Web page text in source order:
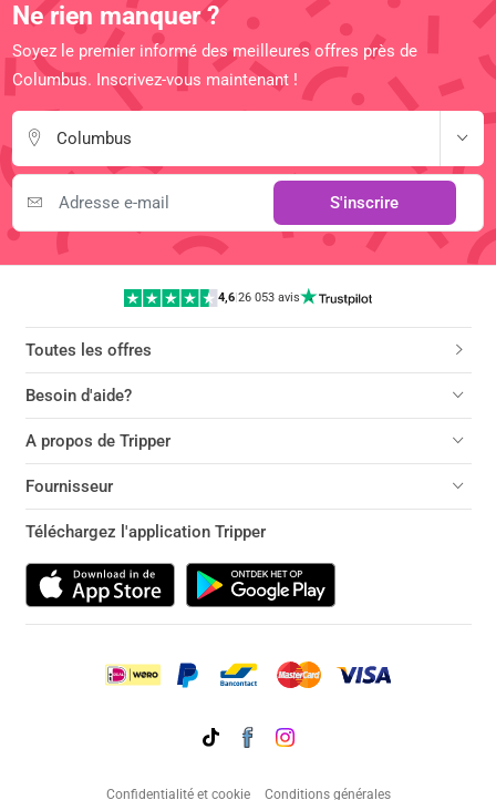
Ne rien manquer ?
Soyez le premier informé des meilleures offres près de
Columbus. Inscrivez-vous maintenant !
Columbus
S'inscrire
4,6|26 053 avis
Toutes les offres
Besoin d'aide?
A propos de Tripper
Fournisseur
Téléchargez l'application Tripper
Confidentialité et cookie Conditions générales